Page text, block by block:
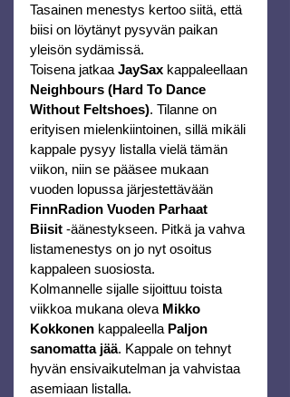
Tasainen menestys kertoo siitä, että
biisi on löytänyt pysyvän paikan
yleisön sydämissä.
Toisena jatkaa JaySax kappaleellaan
Neighbours (Hard To Dance
Without Feltshoes). Tilanne on
erityisen mielenkiintoinen, sillä mikäli
kappale pysyy listalla vielä tämän
viikon, niin se pääsee mukaan
vuoden lopussa järjestettävään
FinnRadion Vuoden Parhaat
Biisit -äänestykseen. Pitkä ja vahva
listamenestys on jo nyt osoitus
kappaleen suosiosta.
Kolmannelle sijalle sijoittuu toista
viikkoa mukana oleva Mikko
Kokkonen kappaleella Paljon
sanomatta jää. Kappale on tehnyt
hyvän ensivaikutelman ja vahvistaa
asemiaan listalla.